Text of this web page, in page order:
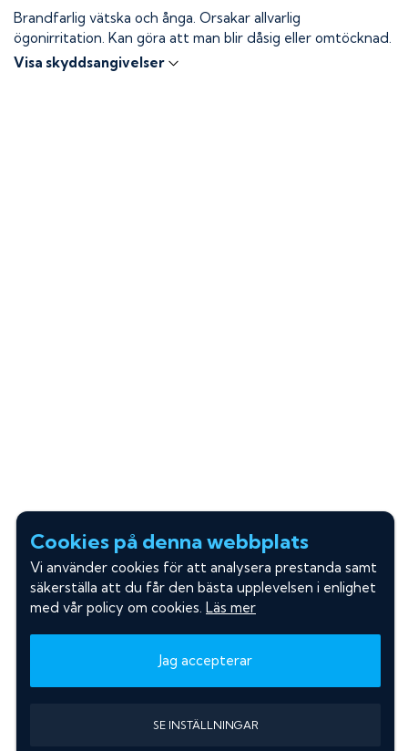
Brandfarlig vätska och ånga. Orsakar allvarlig
ögonirritation. Kan göra att man blir dåsig eller omtöcknad.
Visa skyddsangivelser
Cookies på denna webbplats
Vi använder cookies för att analysera prestanda samt
säkerställa att du får den bästa upplevelsen i enlighet
med vår policy om cookies. Läs mer
Jag accepterar
SE INSTÄLLNINGAR